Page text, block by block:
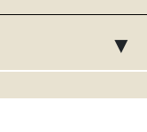
POLSKI
▸